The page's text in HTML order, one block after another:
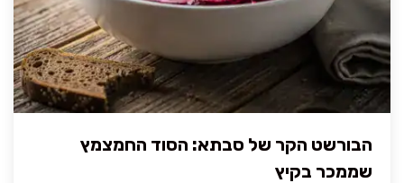
הבורשט הקר של סבתא: הסוד החמצמץ
שממכר בקיץ